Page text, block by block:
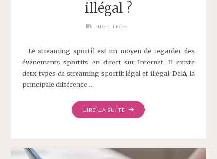
illégal ?
HIGH TECH
Le streaming sportif est un moyen de regarder des
événements sportifs en direct sur Internet. Il existe
deux types de streaming sportif: légal et illégal. Delà, la
principale différence …
LIRE LA SUITE